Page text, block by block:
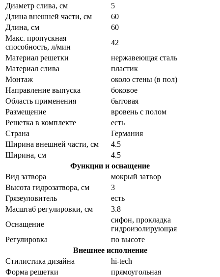
Диаметр слива, см
5
Длина внешней части, см
60
Длина, см
60
Макс. пропускная
способность, л/мин
42
Материал решетки
нержавеющая сталь
Материал слива
пластик
Монтаж
около стены (в пол)
Направление выпуска
боковое
Область применения
бытовая
Размещение
вровень с полом
Решетка в комплекте
есть
Страна
Германия
Ширина внешней части, см
4.5
Ширина, см
4.5
Функции и оснащение
Вид затвора
мокрый затвор
Высота гидрозатвора, см
3
Грязеуловитель
есть
Масштаб регулировки, см
3.8
Оснащение
сифон, прокладка
гидроизолирующая
Регулировка
по высоте
Внешнее исполнение
Стилистика дизайна
hi-tech
Форма решетки
прямоугольная